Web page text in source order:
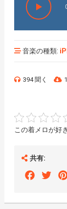
音楽の種類:
394 聞く
この着メロが好
共有: